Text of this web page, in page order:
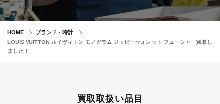
HOME
ブランド・時計
LOUIS VUITTON ルイヴィトン モノグラム ジッピーウォレット フューシャ 買取し
ました！
買取取扱い品目